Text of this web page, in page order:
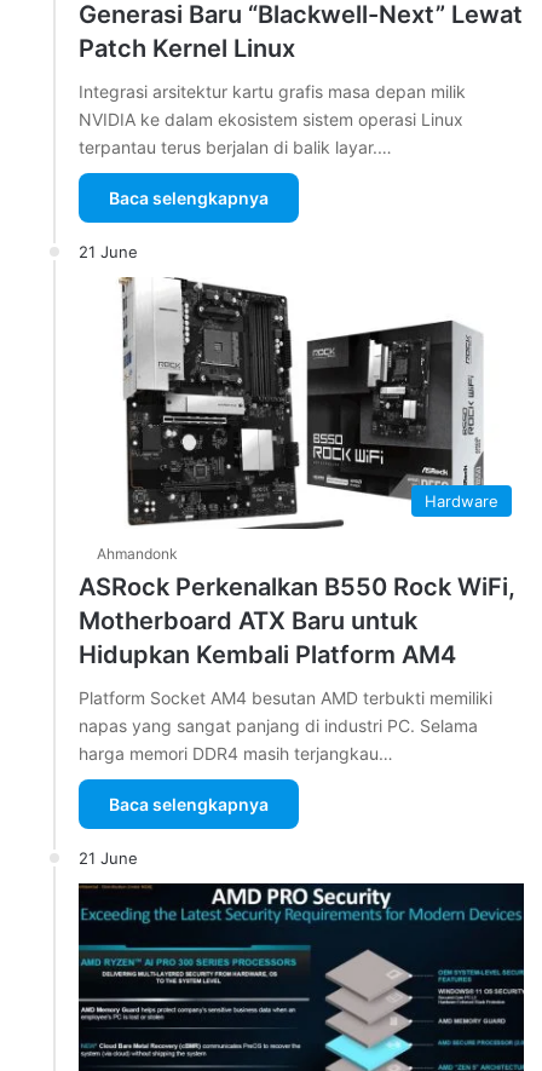
Generasi Baru “Blackwell-Next” Lewat
Patch Kernel Linux
Integrasi arsitektur kartu grafis masa depan milik
NVIDIA ke dalam ekosistem sistem operasi Linux
terpantau terus berjalan di balik layar.…
Baca selengkapnya
21 June
Hardware
Ahmandonk
ASRock Perkenalkan B550 Rock WiFi,
Motherboard ATX Baru untuk
Hidupkan Kembali Platform AM4
Platform Socket AM4 besutan AMD terbukti memiliki
napas yang sangat panjang di industri PC. Selama
harga memori DDR4 masih terjangkau…
Baca selengkapnya
21 June